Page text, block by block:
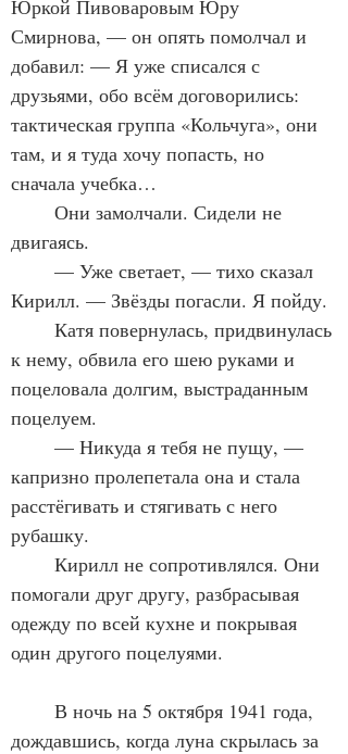
Юркой Пивоваровым Юру
Смирнова, — он опять помолчал и
добавил: — Я уже списался с
друзьями, обо всём договорились:
тактическая группа «Кольчуга», они
там, и я туда хочу попасть, но
сначала учебка…
двигаясь.
Кирилл. — Звёзды погасли. Я пойду.
к нему, обвила его шею руками и
поцеловала долгим, выстраданным
поцелуем.
капризно пролепетала она и стала
расстёгивать и стягивать с него
рубашку.
помогали друг другу, разбрасывая
одежду по всей кухне и покрывая
один другого поцелуями.
дождавшись, когда луна скрылась за